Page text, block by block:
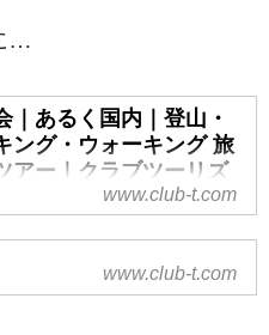
…
｜あるく国内｜登山・
ング・ウォーキング 旅
アー｜クラブツーリズ
（ツアー）特集なら、クラ
リズムにおまかせ！安心で
専属講師と専属添乗員が同
www.club-t.com
www.club-t.com